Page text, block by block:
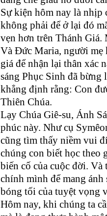
Sự kiện hôm nay là nhịp
không phải để ở lại đó
vẹn hơn trên Thánh Giá.
Và Đức Maria, người mẹ
giá để nhận lại thân xác
sáng Phục Sinh đã
khẳng định rằng: Con
Thiên Chúa.
Lạy Chúa Giê-su, Ánh
phúc này. Như cụ
cũng tìm thấy niềm vui
chúng con biết học theo
biến cố của cuộc đời.
chính mình để mang
bóng tối của tuyệt vọng
Hôm nay, khi chúng ta